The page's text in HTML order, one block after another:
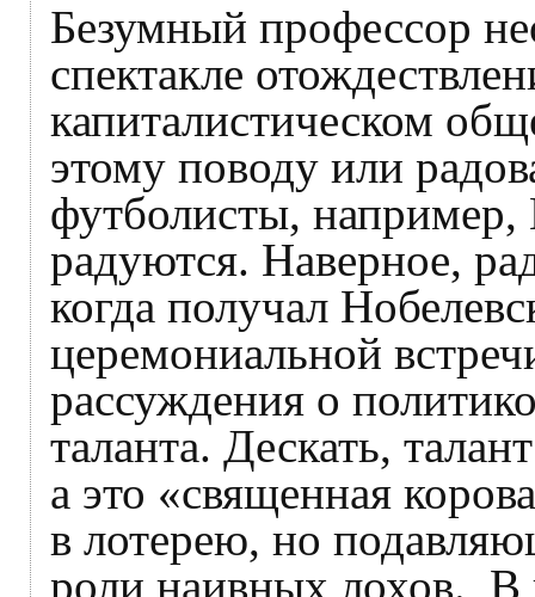
Безумный профессор
спектакле
капиталистическом
этому поводу или
футболисты,
радуются. Наверное,
когда получал
церемониальной
рассуждения о
таланта. Дескать,
а это «священная
в лотерею, но
роли наивных лохов. В